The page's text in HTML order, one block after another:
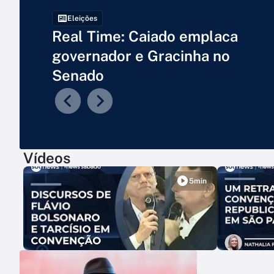
Eleições
Real Time: Caiado emplaca
governador e Gracinha no
Senado
Vídeos
5min